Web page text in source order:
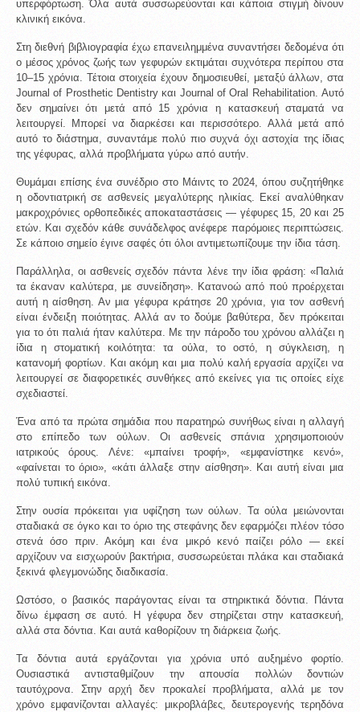
υπερφόρτωση. Όλα αυτά συσσωρεύονται και κάποια στιγμή δίνουν
κλινική εικόνα.
Στη διεθνή βιβλιογραφία έχω επανειλημμένα συναντήσει δεδομένα ότι
ο μέσος χρόνος ζωής των γεφυρών εκτιμάται συχνότερα περίπου στα
10–15 χρόνια. Τέτοια στοιχεία έχουν δημοσιευθεί, μεταξύ άλλων, στα
Journal of Prosthetic Dentistry και Journal of Oral Rehabilitation. Αυτό
δεν σημαίνει ότι μετά από 15 χρόνια η κατασκευή σταματά να
λειτουργεί. Μπορεί να διαρκέσει και περισσότερο. Αλλά μετά από
αυτό το διάστημα, συναντάμε πολύ πιο συχνά όχι αστοχία της ίδιας
της γέφυρας, αλλά προβλήματα γύρω από αυτήν.
Θυμάμαι επίσης ένα συνέδριο στο Μάιντς το 2024, όπου συζητήθηκε
η οδοντιατρική σε ασθενείς μεγαλύτερης ηλικίας. Εκεί αναλύθηκαν
μακροχρόνιες ορθοπεδικές αποκαταστάσεις — γέφυρες 15, 20 και 25
ετών. Και σχεδόν κάθε συνάδελφος ανέφερε παρόμοιες περιπτώσεις.
Σε κάποιο σημείο έγινε σαφές ότι όλοι αντιμετωπίζουμε την ίδια τάση.
Παράλληλα, οι ασθενείς σχεδόν πάντα λένε την ίδια φράση: «Παλιά
τα έκαναν καλύτερα, με συνείδηση». Κατανοώ από πού προέρχεται
αυτή η αίσθηση. Αν μια γέφυρα κράτησε 20 χρόνια, για τον ασθενή
είναι ένδειξη ποιότητας. Αλλά αν το δούμε βαθύτερα, δεν πρόκειται
για το ότι παλιά ήταν καλύτερα. Με την πάροδο του χρόνου αλλάζει η
ίδια η στοματική κοιλότητα: τα ούλα, το οστό, η σύγκλειση, η
κατανομή φορτίων. Και ακόμη και μια πολύ καλή εργασία αρχίζει να
λειτουργεί σε διαφορετικές συνθήκες από εκείνες για τις οποίες είχε
σχεδιαστεί.
Ένα από τα πρώτα σημάδια που παρατηρώ συνήθως είναι η αλλαγή
στο επίπεδο των ούλων. Οι ασθενείς σπάνια χρησιμοποιούν
ιατρικούς όρους. Λένε: «μπαίνει τροφή», «εμφανίστηκε κενό»,
«φαίνεται το όριο», «κάτι άλλαξε στην αίσθηση». Και αυτή είναι μια
πολύ τυπική εικόνα.
Στην ουσία πρόκειται για υφίζηση των ούλων. Τα ούλα μειώνονται
σταδιακά σε όγκο και το όριο της στεφάνης δεν εφαρμόζει πλέον τόσο
στενά όσο πριν. Ακόμη και ένα μικρό κενό παίζει ρόλο — εκεί
αρχίζουν να εισχωρούν βακτήρια, συσσωρεύεται πλάκα και σταδιακά
ξεκινά φλεγμονώδης διαδικασία.
Ωστόσο, ο βασικός παράγοντας είναι τα στηρικτικά δόντια. Πάντα
δίνω έμφαση σε αυτό. Η γέφυρα δεν στηρίζεται στην κατασκευή,
αλλά στα δόντια. Και αυτά καθορίζουν τη διάρκεια ζωής.
Τα δόντια αυτά εργάζονται για χρόνια υπό αυξημένο φορτίο.
Ουσιαστικά αντισταθμίζουν την απουσία πολλών δοντιών
ταυτόχρονα. Στην αρχή δεν προκαλεί προβλήματα, αλλά με τον
χρόνο εμφανίζονται αλλαγές: μικροβλάβες, δευτερογενής τερηδόνα